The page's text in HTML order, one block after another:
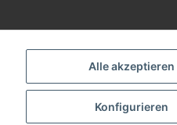
Alle akzeptieren
Konfigurieren